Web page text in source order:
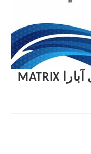
پمپ طبقاتی افقی استیل آبارا MATRIX